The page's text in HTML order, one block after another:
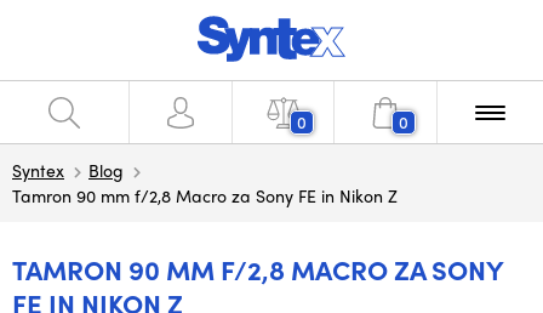
0 0
Syntex
Blog
Tamron 90 mm f/2,8 Macro za Sony FE in Nikon Z
TAMRON 90 MM F/2,8 MACRO ZA SONY
FE IN NIKON Z